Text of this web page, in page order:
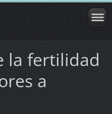
la fertilidad
a